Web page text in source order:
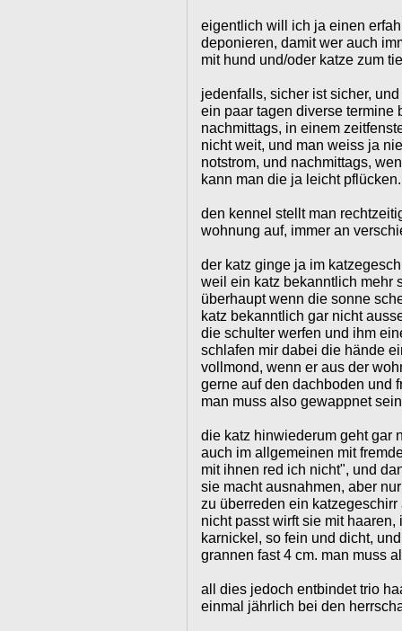
eigentlich will ich ja einen
deponieren, damit wer auch
mit hund und/oder katze zum
jedenfalls, sicher ist sicher,
ein paar tagen diverse termine
nachmittags, in einem
nicht weit, und man weiss ja
notstrom, und nachmittags,
kann man die ja leicht pflücken.
den kennel stellt man
wohnung auf, immer an
der katz ginge ja im
weil ein katz bekanntlich mehr
überhaupt wenn die sonne
katz bekanntlich gar nicht
die schulter werfen und ihm
schlafen mir dabei die hände
vollmond, wenn er aus der
gerne auf den dachboden und
man muss also gewappnet
die katz hinwiederum geht gar
auch im allgemeinen mit
mit ihnen red ich nicht", und
sie macht ausnahmen, aber
zu überreden ein
nicht passt wirft sie mit
karnickel, so fein und dicht,
grannen fast 4 cm. man muss
all dies jedoch entbindet trio
einmal jährlich bei den